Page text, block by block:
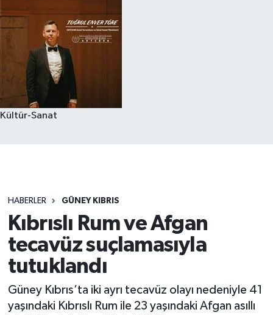
Kültür-Sanat
HABERLER GÜNEY KIBRIS
Kıbrıslı Rum ve Afgan
tecavüz suçlamasıyla
tutuklandı
Güney Kıbrıs’ta iki ayrı tecavüz olayı nedeniyle 41
yaşındaki Kıbrıslı Rum ile 23 yaşındaki Afgan asıllı